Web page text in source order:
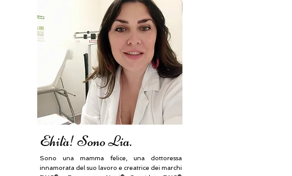
Ehilà! Sono Lia.
Sono una mamma felice, una dottoressa
innamorata del suo lavoro e creatrice dei marchi